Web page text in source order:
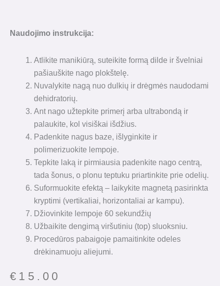
Naudojimo instrukcija:
Atlikite manikiūrą, suteikite formą dilde ir švelniai
pašiauškite nago plokštelę.
Nuvalykite nagą nuo dulkių ir drėgmės naudodami
dehidratorių.
Ant nago užtepkite primerį arba ultrabondą ir
palaukite, kol visiškai išdžius.
Padenkite nagus baze, išlyginkite ir
polimerizuokite lempoje.
Tepkite laką ir pirmiausia padenkite nago centrą,
tada šonus, o plonu teptuku priartinkite prie odelių.
Suformuokite efektą – laikykite magnetą pasirinkta
kryptimi (vertikaliai, horizontaliai ar kampu).
Džiovinkite lempoje 60 sekundžių
Užbaikite dengimą viršutiniu (top) sluoksniu.
Procedūros pabaigoje pamaitinkite odeles
drėkinamuoju aliejumi.
€ 15.00